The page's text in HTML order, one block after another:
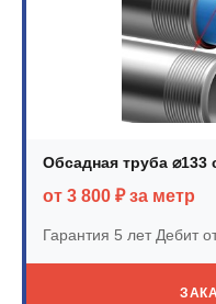
Обсадная труба ⌀133
от 3 800 ₽ за метр
Гарантия 5 летДебит